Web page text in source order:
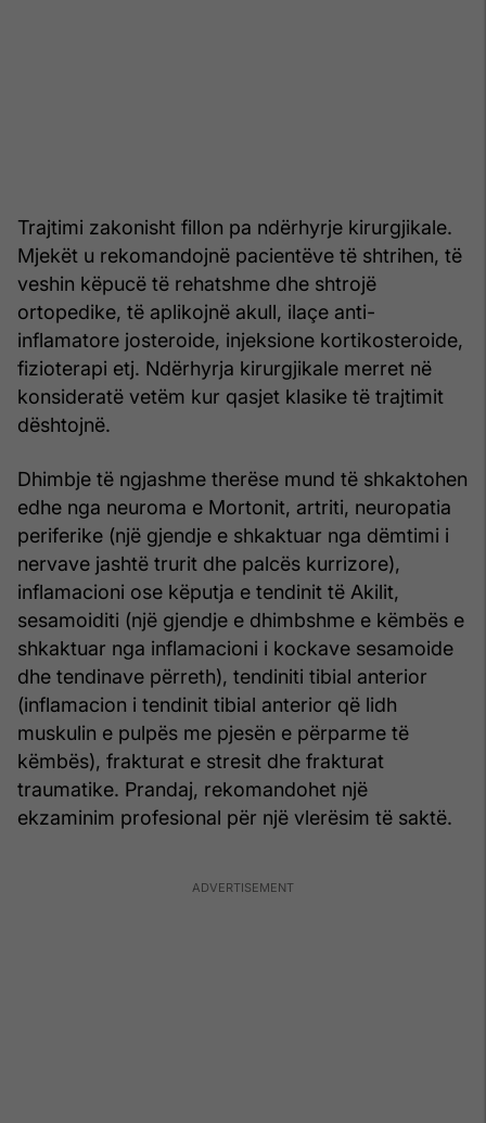
Trajtimi zakonisht fillon pa ndërhyrje kirurgjikale.
Mjekët u rekomandojnë pacientëve të shtrihen, të
veshin këpucë të rehatshme dhe shtrojë
ortopedike, të aplikojnë akull, ilaçe anti-
inflamatore josteroide, injeksione kortikosteroide,
fizioterapi etj. Ndërhyrja kirurgjikale merret në
konsideratë vetëm kur qasjet klasike të trajtimit
dështojnë.
Dhimbje të ngjashme therëse mund të shkaktohen
edhe nga neuroma e Mortonit, artriti, neuropatia
periferike (një gjendje e shkaktuar nga dëmtimi i
nervave jashtë trurit dhe palcës kurrizore),
inflamacioni ose këputja e tendinit të Akilit,
sesamoiditi (një gjendje e dhimbshme e këmbës e
shkaktuar nga inflamacioni i kockave sesamoide
dhe tendinave përreth), tendiniti tibial anterior
(inflamacion i tendinit tibial anterior që lidh
muskulin e pulpës me pjesën e përparme të
këmbës), frakturat e stresit dhe frakturat
traumatike. Prandaj, rekomandohet një
ekzaminim profesional për një vlerësim të saktë.